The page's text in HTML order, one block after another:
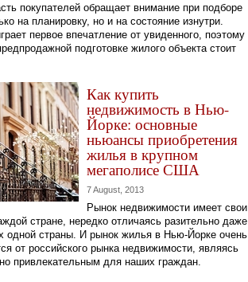
покупателей обращает внимание при подборе
на планировку, но и на состояние изнутри.
первое впечатление от увиденного, поэтому
подготовке жилого объекта стоит
Как купить
недвижимость в Нью-
Йорке: основные
ньюансы приобретения
жилья в крупном
мегаполисе США
7 August, 2013
Рынок недвижимости имеет свои
стране, нередко отличаясь разительно даже
одной страны. И рынок жилья в Нью-Йорке очень
от российского рынка недвижимости, являясь
привлекательным для наших граждан.